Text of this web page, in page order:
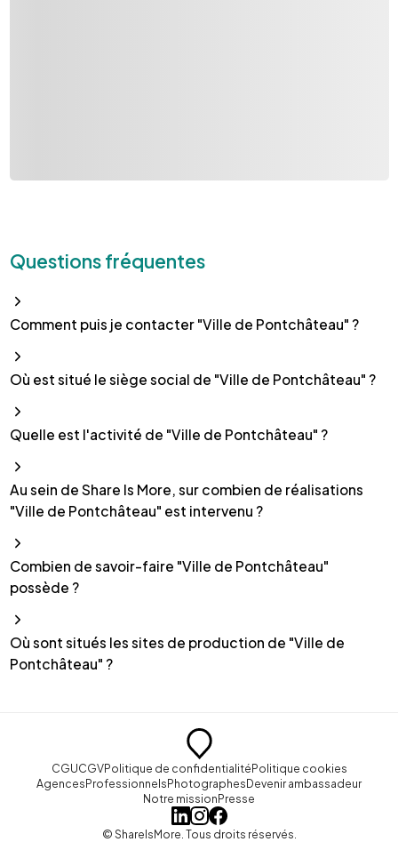
Questions fréquentes
Comment puis je contacter "Ville de Pontchâteau" ?
Où est situé le siège social de "Ville de Pontchâteau" ?
Quelle est l'activité de "Ville de Pontchâteau" ?
Au sein de Share Is More, sur combien de réalisations
"Ville de Pontchâteau" est intervenu ?
Combien de savoir-faire "Ville de Pontchâteau"
possède ?
Où sont situés les sites de production de "Ville de
Pontchâteau" ?
CGUCGVPolitique de confidentialitéPolitique cookies
AgencesProfessionnelsPhotographesDevenir ambassadeur
Notre missionPresse
© ShareIsMore. Tous droits réservés.